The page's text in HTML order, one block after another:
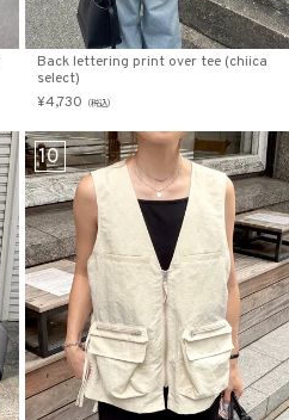
Back lettering print over tee (chiica
select)
¥4,730 （税込）